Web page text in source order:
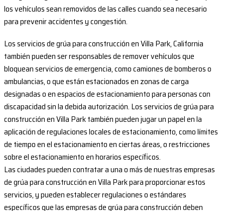
los vehículos sean removidos de las calles cuando sea necesario
para prevenir accidentes y congestión.
Los servicios de grúa para construcción en Villa Park, California
también pueden ser responsables de remover vehículos que
bloquean servicios de emergencia, como camiones de bomberos o
ambulancias, o que están estacionados en zonas de carga
designadas o en espacios de estacionamiento para personas con
discapacidad sin la debida autorización. Los servicios de grúa para
construcción en Villa Park también pueden jugar un papel en la
aplicación de regulaciones locales de estacionamiento, como límites
de tiempo en el estacionamiento en ciertas áreas, o restricciones
sobre el estacionamiento en horarios específicos.
Las ciudades pueden contratar a una o más de nuestras empresas
de grúa para construcción en Villa Park para proporcionar estos
servicios, y pueden establecer regulaciones o estándares
específicos que las empresas de grúa para construcción deben